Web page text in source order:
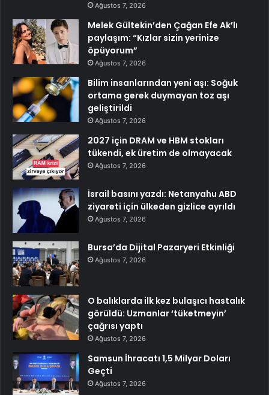
Ağustos 7, 2026
Melek Gültekin’den Çağan Efe Ak’lı
paylaşım: “Kızlar sizin yerinize
öpüyorum”
Ağustos 7, 2026
Bilim insanlarından yeni aşı: Soğuk
ortama gerek duymayan toz aşı
geliştirildi
Ağustos 7, 2026
2027 için DRAM ve HBM stokları
tükendi, ek üretim de olmayacak
Ağustos 7, 2026
İsrail basını yazdı: Netanyahu ABD
ziyareti için ülkeden gizlice ayrıldı
Ağustos 7, 2026
Bursa’da Dijital Pazaryeri Etkinliği
Ağustos 7, 2026
O balıklarda ilk kez bulaşıcı hastalık
görüldü: Uzmanlar ‘tüketmeyin’
çağrısı yaptı
Ağustos 7, 2026
Samsun İhracatı 1,5 Milyar Doları
Geçti
Ağustos 7, 2026